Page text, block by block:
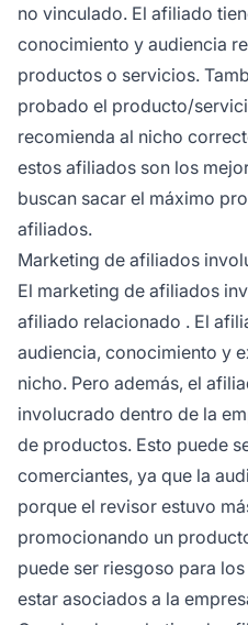
no vinculado. El afiliado
conocimiento y audiencia
productos o servicios.
probado el producto/
recomienda al nicho
estos afiliados son los
buscan sacar el máximo
afiliados.
Marketing de afiliados
El marketing de afiliados
afiliado relacionado . El
audiencia, conocimiento y
nicho. Pero además, el
involucrado dentro de la
de productos. Esto puede
comerciantes, ya que la
porque el revisor estuvo
promocionando un
puede ser riesgoso para
estar asociados a la